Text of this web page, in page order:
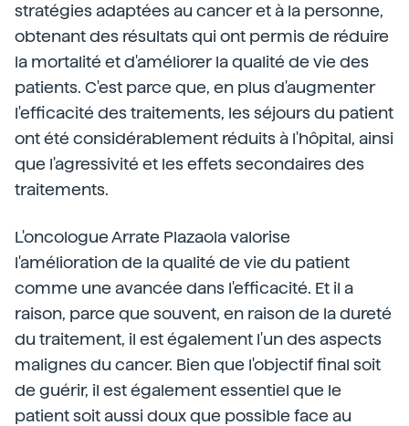
stratégies adaptées au cancer et à la personne,
obtenant des résultats qui ont permis de réduire
la mortalité et d'améliorer la qualité de vie des
patients. C'est parce que, en plus d'augmenter
l'efficacité des traitements, les séjours du patient
ont été considérablement réduits à l'hôpital, ainsi
que l'agressivité et les effets secondaires des
traitements.
L'oncologue Arrate Plazaola valorise
l'amélioration de la qualité de vie du patient
comme une avancée dans l'efficacité. Et il a
raison, parce que souvent, en raison de la dureté
du traitement, il est également l'un des aspects
malignes du cancer. Bien que l'objectif final soit
de guérir, il est également essentiel que le
patient soit aussi doux que possible face au